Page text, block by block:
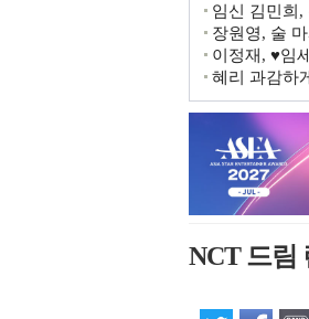
임신 김민희
장원영, 술
이정재, ♥임
혜리 과감하
NCT 드림